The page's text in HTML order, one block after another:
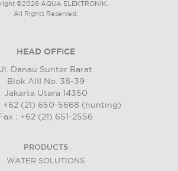
©2026 AQUA ELEKTRONIK.
All Rights Reserved.
HEAD OFFICE
Jl. Danau Sunter Barat
Blok AIII No. 38-39
Jakarta Utara 14350
+62 (21) 650-5668 (hunting)
Fax : +62 (21) 651-2556
PRODUCTS
WATER SOLUTIONS